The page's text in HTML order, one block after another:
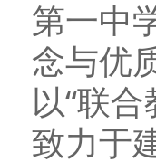
第一中
念与优
以“联
致力于